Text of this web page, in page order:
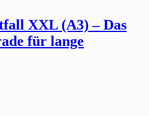
XXL (A3) – Das
für lange